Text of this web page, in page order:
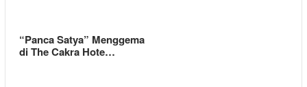
“Panca Satya” Menggema
di The Cakra Hote…